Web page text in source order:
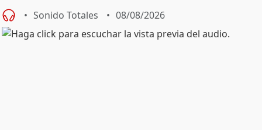
Sonido Totales 08/08/2026